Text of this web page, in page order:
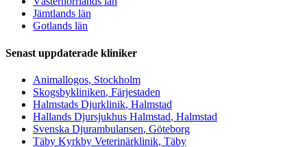
Jämtlands län
Gotlands län
Senast uppdaterade kliniker
Animallogos, Stockholm
Skogsbykliniken, Färjestaden
Halmstads Djurklinik, Halmstad
Hallands Djursjukhus Halmstad, Halmstad
Svenska Djurambulansen, Göteborg
Täby Kyrkby Veterinärklinik, Täby